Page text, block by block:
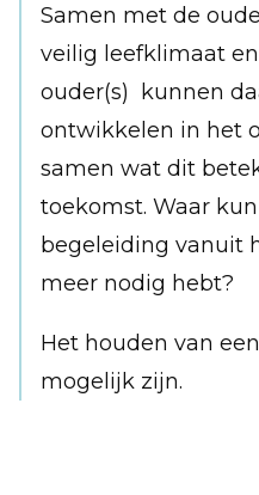
Samen met de
veilig leefklimaat
ouder(s) kunnen
ontwikkelen in het
samen wat dit
toekomst. Waar
begeleiding vanuit
meer nodig hebt?
Het houden van
mogelijk zijn.